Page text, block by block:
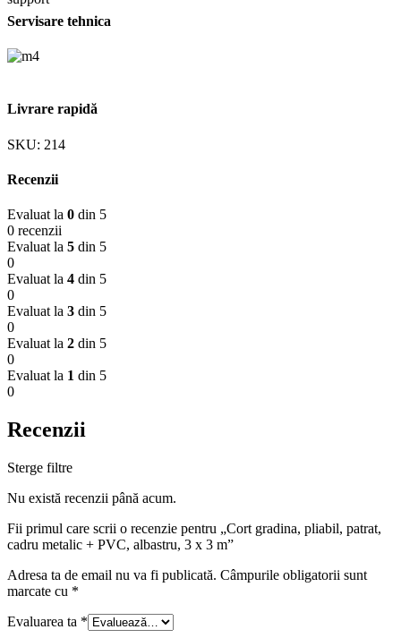
Servisare tehnica
Livrare rapidă
SKU: 214
Recenzii
Evaluat la 0 din 5
0 recenzii
Evaluat la 5 din 5
0
Evaluat la 4 din 5
0
Evaluat la 3 din 5
0
Evaluat la 2 din 5
0
Evaluat la 1 din 5
0
Recenzii
Sterge filtre
Nu există recenzii până acum.
Fii primul care scrii o recenzie pentru „Cort gradina, pliabil, patrat,
cadru metalic + PVC, albastru, 3 x 3 m”
Adresa ta de email nu va fi publicată. Câmpurile obligatorii sunt
marcate cu *
Evaluarea ta *